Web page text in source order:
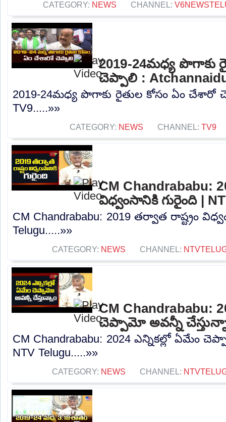
CATEGORY: NEWS CHANNEL:
2019-24మధ్య పొగాకు
చెప్పాలి :
2019-24మధ్య పొగాకు రైతుల కోసం ఏం చేశారో
TV9.....»»
CATEGORY: NEWS CHANNEL: TV9
CM Chandrababu:
విధ్వంసానికి గురైంది |
CM Chandrababu: 2019 తర్వాత రాష్ట్రం
Telugu.....»»
CATEGORY: NEWS CHANNEL:
CM Chandrababu:
చెప్పామో అవన్నీ
CM Chandrababu: 2024 ఎన్నికల్లో ఏమేం
NTV Telugu.....»»
CATEGORY: NEWS CHANNEL: